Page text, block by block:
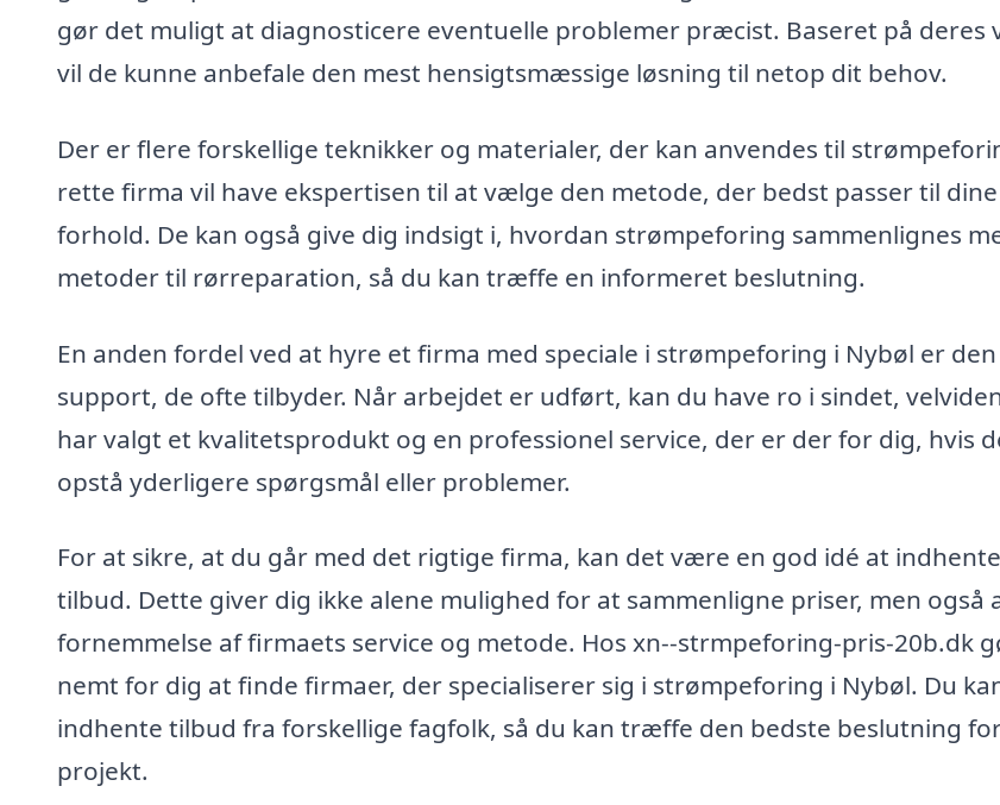
gør det muligt at diagnosticere eventuelle problemer præcist. Baseret på deres
vil de kunne anbefale den mest hensigtsmæssige løsning til netop dit behov.
Der er flere forskellige teknikker og materialer, der kan anvendes til
rette firma vil have ekspertisen til at vælge den metode, der bedst passer til
forhold. De kan også give dig indsigt i, hvordan strømpeforing sammenlignes
metoder til rørreparation, så du kan træffe en informeret beslutning.
En anden fordel ved at hyre et firma med speciale i strømpeforing i Nybøl er
support, de ofte tilbyder. Når arbejdet er udført, kan du have ro i sindet,
har valgt et kvalitetsprodukt og en professionel service, der er der for dig, hvis
opstå yderligere spørgsmål eller problemer.
For at sikre, at du går med det rigtige firma, kan det være en god idé at
tilbud. Dette giver dig ikke alene mulighed for at sammenligne priser, men også
fornemmelse af firmaets service og metode. Hos xn--strmpeforing-pris-20b.dk
nemt for dig at finde firmaer, der specialiserer sig i strømpeforing i Nybøl. Du
indhente tilbud fra forskellige fagfolk, så du kan træffe den bedste beslutning
projekt.